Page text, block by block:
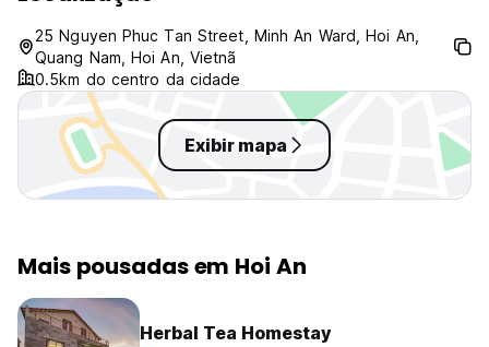
25 Nguyen Phuc Tan Street, Minh An Ward, Hoi An,
Quang Nam, Hoi An, Vietnã
0.5km do centro da cidade
Exibir mapa
Mais pousadas em Hoi An
Herbal Tea Homestay